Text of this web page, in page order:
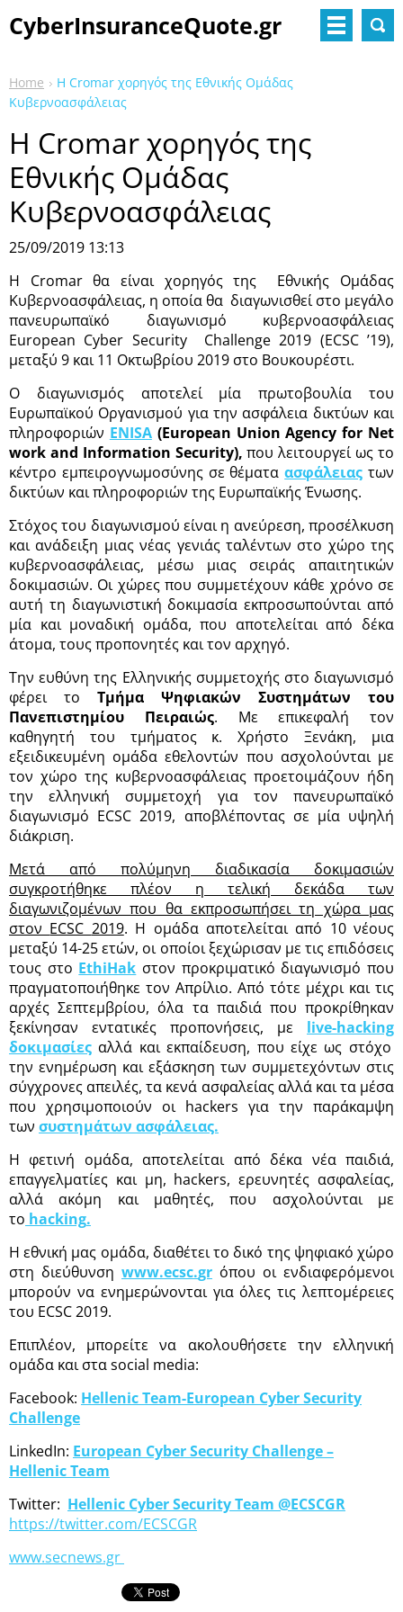
CyberInsuranceQuote.gr
Home
H Cromar χορηγός της Εθνικής Ομάδας
Κυβερνοασφάλειας
H Cromar χορηγός της
Εθνικής Ομάδας
Κυβερνοασφάλειας
25/09/2019 13:13
H Cromar θα είναι χορηγός της Εθνικής Ομάδας
Κυβερνοασφάλειας, η οποία θα διαγωνισθεί στο μεγάλο
πανευρωπαϊκό διαγωνισμό κυβερνοασφάλειας
European Cyber Security Challenge 2019 (ECSC ’19),
μεταξύ 9 και 11 Οκτωβρίου 2019 στο Βουκουρέστι.
Ο διαγωνισμός αποτελεί μία πρωτοβουλία του
Ευρωπαϊκού Οργανισμού για την ασφάλεια δικτύων και
πληροφοριών ENISA (European Union Agency for Net
work and Information Security), που λειτουργεί ως το
κέντρο εμπειρογνωμοσύνης σε θέματαασφάλειας των
δικτύων και πληροφοριών της Ευρωπαϊκής Ένωσης.
Στόχος του διαγωνισμού είναι η ανεύρεση, προσέλκυση
και ανάδειξη μιας νέας γενιάς ταλέντων στο χώρο της
κυβερνοασφάλειας, μέσω μιας σειράς απαιτητικών
δοκιμασιών. Οι χώρες που συμμετέχουν κάθε χρόνο σε
αυτή τη διαγωνιστική δοκιμασία εκπροσωπούνται από
μία και μοναδική ομάδα, που αποτελείται από δέκα
άτομα, τους προπονητές και τον αρχηγό.
Την ευθύνη της Ελληνικής συμμετοχής στο διαγωνισμό
φέρει το Τμήμα Ψηφιακών Συστημάτων του
Πανεπιστημίου Πειραιώς. Με επικεφαλή τον
καθηγητή του τμήματος κ. Χρήστο Ξενάκη, μια
εξειδικευμένη ομάδα εθελοντών που ασχολούνται με
τον χώρο της κυβερνοασφάλειας προετοιμάζουν ήδη
την ελληνική συμμετοχή για τον πανευρωπαϊκό
διαγωνισμό ECSC 2019, αποβλέποντας σε μία υψηλή
διάκριση.
Μετά από πολύμηνη διαδικασία δοκιμασιών
συγκροτήθηκε πλέον η τελική δεκάδα των
διαγωνιζομένων που θα εκπροσωπήσει τη χώρα μας
στον ECSC 2019. Η ομάδα αποτελείται από 10 νέους
μεταξύ 14-25 ετών, οι οποίοι ξεχώρισαν με τις επιδόσεις
τους στο EthiHak στον προκριματικό διαγωνισμό που
πραγματοποιήθηκε τον Απρίλιο. Από τότε μέχρι και τις
αρχές Σεπτεμβρίου, όλα τα παιδιά που προκρίθηκαν
ξεκίνησαν εντατικές προπονήσεις, με live-hacking
δοκιμασίες αλλά και εκπαίδευση, που είχε ως στόχο
την ενημέρωση και εξάσκηση των συμμετεχόντων στις
σύγχρονες απειλές, τα κενά ασφαλείας αλλά και τα μέσα
που χρησιμοποιούν οι hackers για την παράκαμψη
των συστημάτων ασφάλειας.
Η φετινή ομάδα, αποτελείται από δέκα νέα παιδιά,
επαγγελματίες και μη, hackers, ερευνητές ασφαλείας,
αλλά ακόμη και μαθητές, που ασχολούνται με
το hacking.
Η εθνική μας ομάδα, διαθέτει το δικό της ψηφιακό χώρο
στη διεύθυνση www.ecsc.gr όπου οι ενδιαφερόμενοι
μπορούν να ενημερώνονται για όλες τις λεπτομέρειες
του ECSC 2019.
Επιπλέον, μπορείτε να ακολουθήσετε την ελληνική
ομάδα και στα social media:
Facebook: Hellenic Team-European Cyber Security
Challenge
LinkedIn: European Cyber Security Challenge –
Hellenic Team
Twitter: Hellenic Cyber Security Team @ECSCGR
https://twitter.com/ECSCGR
www.secnews.gr